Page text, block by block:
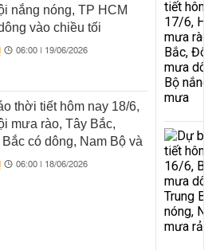
nắng nóng, TP HCM
vào chiều tối
06:00 | 19/06/2026
thời tiết hôm nay 18/6,
mưa rào, Tây Bắc,
có dông, Nam Bộ và
Bộ nắng nóng xen mưa
06:00 | 18/06/2026